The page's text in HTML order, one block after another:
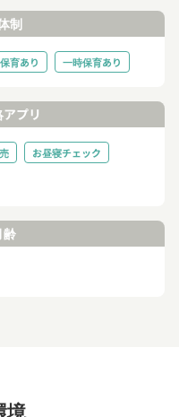
制
育あり 一時保育あり
プリ
お昼寝チェック
齢
境